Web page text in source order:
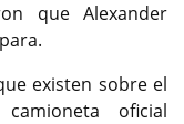
que Alexander
existen sobre el
oficial